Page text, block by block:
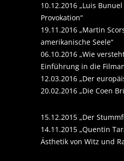
10.12.2016 „Luis
Provokation“
19.11.2016 „Martin
amerikanische Seele“
06.10.2016 „Wie
Einführung in die
12.03.2016 „Der
20.02.2016 „Die Coen
15.12.2015 „Der
14.11.2015 „Quentin
Ästhetik von Witz und